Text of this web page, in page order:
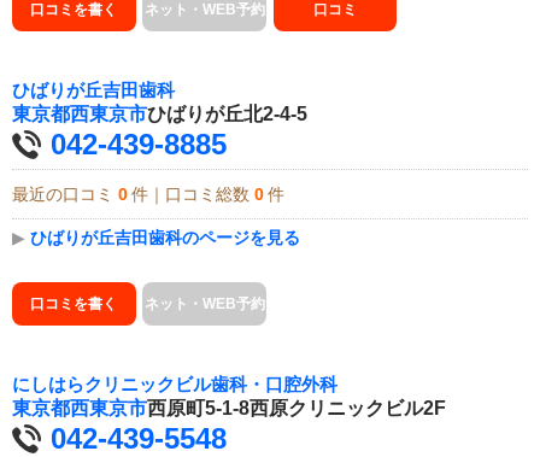
口コミを書く ネット・WEB予約 口コミ
ひばりが丘吉田歯科
東京都西東京市ひばりが丘北2-4-5
042-439-8885
最近の口コミ 0 件｜口コミ総数 0 件
▶ ひばりが丘吉田歯科のページを見る
口コミを書く ネット・WEB予約
にしはらクリニックビル歯科・口腔外科
東京都西東京市西原町5-1-8西原クリニックビル2F
042-439-5548